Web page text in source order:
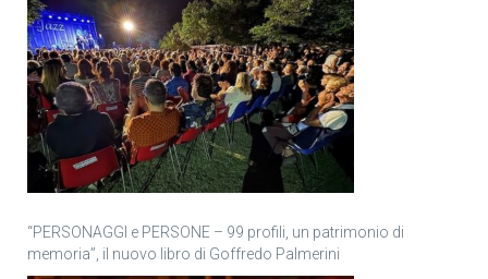
“PERSONAGGI e PERSONE – 99 profili, un patrimonio di
memoria”, il nuovo libro di Goffredo Palmerini